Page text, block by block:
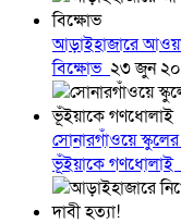
আড়াইহাজারে
বিক্ষোভ ২৩ জুন
সোনারগাঁওয়ে
ভূঁইয়াকে গণধোলাই